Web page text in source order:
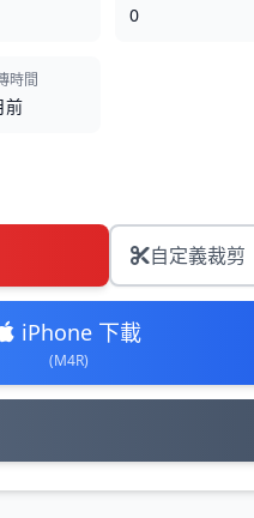
0
時間
前
自定義裁剪
iPhone 下載
(M4R)